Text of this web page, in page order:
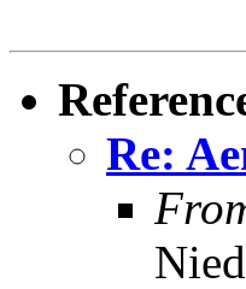
Re: